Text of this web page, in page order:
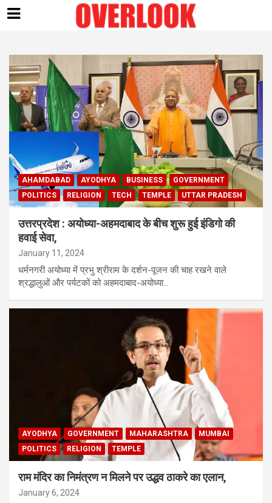
AHAMDABAD AYODHYA BUSINESS
GOVERNMENT
POLITICS
RELIGION TECH TEMPLE UTTAR PRADESH
उत्तरप्रदेश : अयोध्या-अहमदाबाद के बीच शुरू हुई इंडिगो की
हवाई सेवा,
January 11, 2024
धर्मनगरी अयोध्या में प्रभु श्रीराम के दर्शन-पूजन की चाह रखने वाले
श्रद्धालुओं और पर्यटकों को अहमदाबाद-अयोध्या…
AYODHYA GOVERNMENT MAHARASHTRA
MUMBAI
POLITICS
RELIGION TEMPLE
राम मंदिर का निमंत्रण न मिलने पर उद्धव ठाकरे का एलान,
January 6, 2024